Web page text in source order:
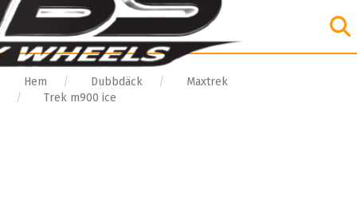
Hem Dubbdäck
Maxtrek
Trek m900 ice